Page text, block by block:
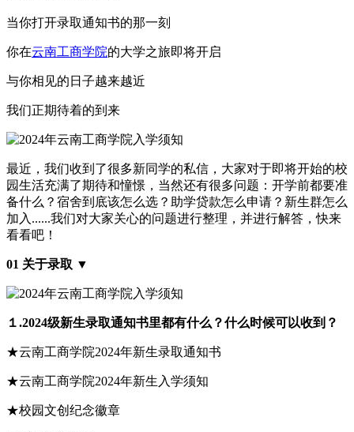
当你打开录取通知书的那一刻
你在云南工商学院的大学之旅即将开启
与你相见的日子越来越近
我们正期待着的到来
最近，我们收到了很多新同学的私信，大家对于即将开始的校
园生活充满了期待和憧憬，当然还有很多问题：开学前都要准
备什么？宿舍到底该怎么选？助学贷款怎么申请？新生群怎么
加入......我们对大家关心的问题进行整理，并进行解答，快来
看看吧！
01 关于录取 ▼
１.2024级新生录取通知书里都有什么？什么时候可以收到？
★云南工商学院2024年新生录取通知书
★云南工商学院2024年新生入学须知
★校园文创纪念徽章